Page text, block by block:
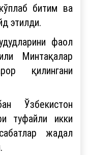
битим ва
этилди.
фаол
Минтақалар
қилингани
Ўзбекистон
туфайли икки
жадал